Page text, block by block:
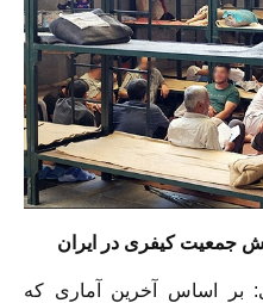
جمعیت کیفری در ایران
بر اساس آخرین آماری که